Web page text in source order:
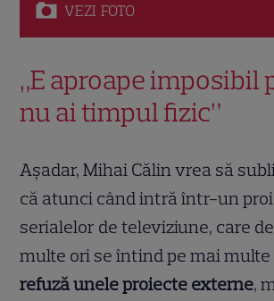
VEZI FOTO
„E aproape imposibil
nu ai timpul fizic”
Așadar, Mihai Călin vrea să
că atunci când intră într-un
serialelor de televiziune, care
multe ori se întind pe mai multe
refuză unele proiecte externe,